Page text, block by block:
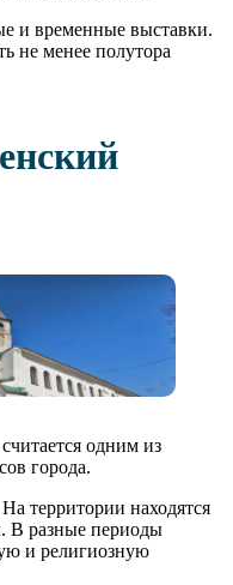
и временные выставки.
не менее полутора
одним из
города.
территории находятся
В разные периоды
и религиозную